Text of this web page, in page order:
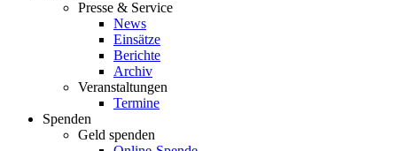
Presse & Service
News
Einsätze
Berichte
Archiv
Veranstaltungen
Termine
Spenden
Geld spenden